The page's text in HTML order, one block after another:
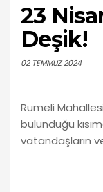
23
Deşik!
02 TEMMUZ 2024
Rumeli
bulunduğu
vatandaşların